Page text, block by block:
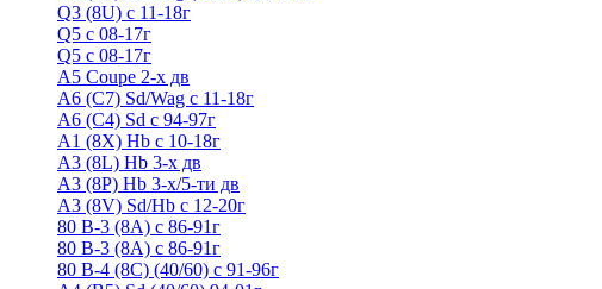
Q3 (8U) с 11-18г
Q5 с 08-17г
Q5 с 08-17г
А5 Coupe 2-х дв
А6 (C7) Sd/Wag с 11-18г
А6 (С4) Sd с 94-97г
A1 (8X) Hb с 10-18г
A3 (8L) Hb 3-х дв
A3 (8P) Hb 3-х/5-ти дв
A3 (8V) Sd/Hb c 12-20г
80 B-3 (8A) с 86-91г
80 В-3 (8А) с 86-91г
80 B-4 (8С) (40/60) с 91-96г